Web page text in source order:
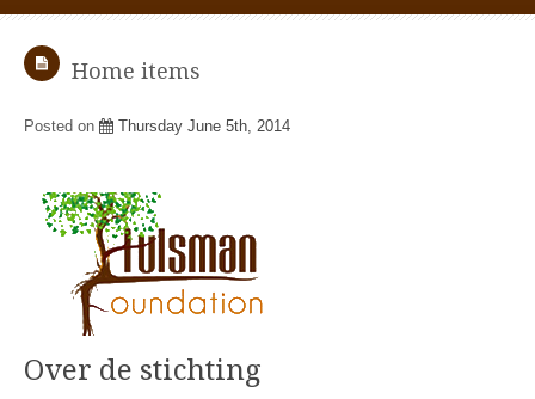
Home items
Posted on Thursday June 5th, 2014
Over de stichting